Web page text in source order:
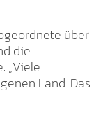
über
die
„Viele
Land. Das